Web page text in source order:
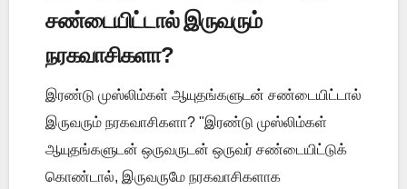
சண்டையிட்டால் இருவரும்
நரகவாசிகளா?
இரண்டு முஸ்லிம்கள் ஆயுதங்களுடன் சண்டையிட்டால்
இருவரும் நரகவாசிகளா? "இரண்டு முஸ்லிம்கள்
ஆயுதங்களுடன் ஒருவருடன் ஒருவர் சண்டையிட்டுக்
கொண்டால், இருவருமே நரகவாசிகளாக